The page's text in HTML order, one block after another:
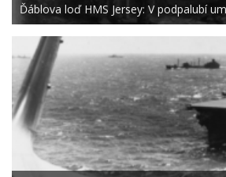
Ďáblova loď HMS Jersey: V podpalubí